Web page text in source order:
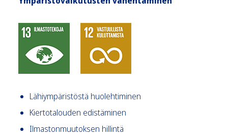
Lähiympäristöstä huolehtiminen
Kiertotalouden edistäminen
Ilmastonmuutoksen hillintä